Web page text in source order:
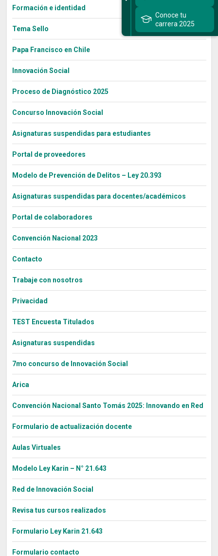
Formación e identidad
Tema Sello
Papa Francisco en Chile
Innovación Social
Proceso de Diagnóstico 2025
Concurso Innovación Social
Asignaturas suspendidas para estudiantes
Portal de proveedores
Modelo de Prevención de Delitos – Ley 20.393
Asignaturas suspendidas para docentes/académicos
Portal de colaboradores
Convención Nacional 2023
Contacto
Trabaje con nosotros
Privacidad
TEST Encuesta Titulados
Asignaturas suspendidas
7mo concurso de Innovación Social
Arica
Convención Nacional Santo Tomás 2025: Innovando en Red
Formulario de actualización docente
Aulas Virtuales
Modelo Ley Karin – N° 21.643
Red de Innovación Social
Revisa tus cursos realizados
Formulario Ley Karin 21.643
Formulario contacto
Conoce tu
carrera 2025